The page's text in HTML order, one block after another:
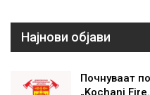
Најнови објави
Почнуваат
„Kochani